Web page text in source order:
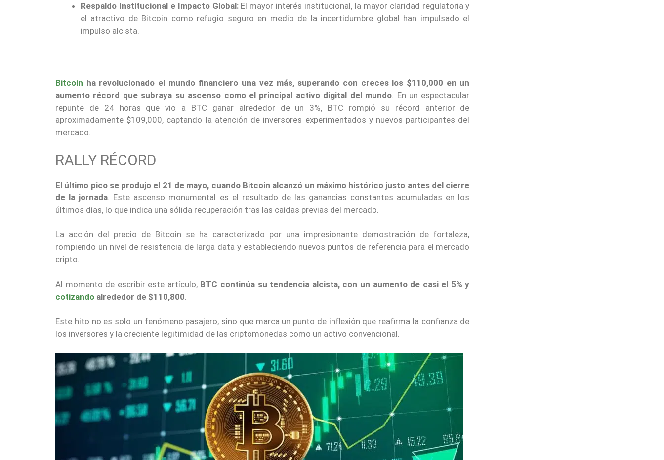
Respaldo Institucional e Impacto Global: El mayor interés institucional, la mayor claridad regulatoria y
el atractivo de Bitcoin como refugio seguro en medio de la incertidumbre global han impulsado el
impulso alcista.
Bitcoin ha revolucionado el mundo financiero una vez más, superando con creces los $110,000 en un
aumento récord que subraya su ascenso como el principal activo digital del mundo. En un espectacular
repunte de 24 horas que vio a BTC ganar alrededor de un 3%, BTC rompió su récord anterior de
aproximadamente $109,000, captando la atención de inversores experimentados y nuevos participantes del
mercado.
RALLY RÉCORD
El último pico se produjo el 21 de mayo, cuando Bitcoin alcanzó un máximo histórico justo antes del cierre
de la jornada . Este ascenso monumental es el resultado de las ganancias constantes acumuladas en los
últimos días, lo que indica una sólida recuperación tras las caídas previas del mercado.
La acción del precio de Bitcoin se ha caracterizado por una impresionante demostración de fortaleza,
rompiendo un nivel de resistencia de larga data y estableciendo nuevos puntos de referencia para el mercado
cripto.
Al momento de escribir este artículo, BTC continúa su tendencia alcista, con un aumento de casi el 5% y
cotizando alrededor de $110,800
Este hito no es solo un fenómeno pasajero, sino que marca un punto de inflexión que reafirma la confianza de
los inversores y la creciente legitimidad de las criptomonedas como un activo convencional.